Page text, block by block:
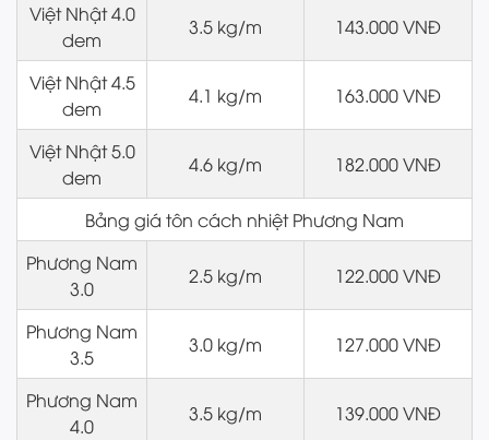
Việt Nhật 4.0
dem
3.5 kg/m 143.000 VNĐ
Việt Nhật 4.5
dem
4.1 kg/m 163.000 VNĐ
Việt Nhật 5.0
dem
4.6 kg/m 182.000 VNĐ
Bảng giá tôn cách nhiệt Phương Nam
Phương Nam
3.0
2.5 kg/m 122.000 VNĐ
Phương Nam
3.5
3.0 kg/m 127.000 VNĐ
Phương Nam
4.0
3.5 kg/m 139.000 VNĐ